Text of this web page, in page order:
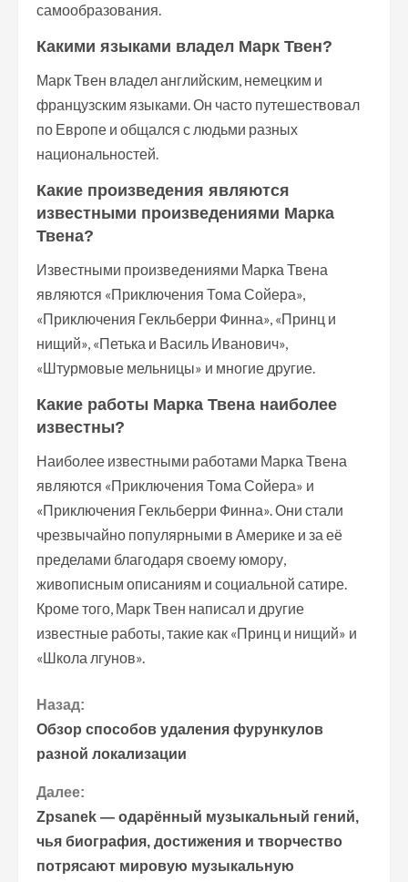
самообразования.
Какими языками владел Марк Твен?
Марк Твен владел английским, немецким и
французским языками. Он часто путешествовал
по Европе и общался с людьми разных
национальностей.
Какие произведения являются
известными произведениями Марка
Твена?
Известными произведениями Марка Твена
являются «Приключения Тома Сойера»,
«Приключения Гекльберри Финна», «Принц и
нищий», «Петька и Василь Иванович»,
«Штурмовые мельницы» и многие другие.
Какие работы Марка Твена наиболее
известны?
Наиболее известными работами Марка Твена
являются «Приключения Тома Сойера» и
«Приключения Гекльберри Финна». Они стали
чрезвычайно популярными в Америке и за её
пределами благодаря своему юмору,
живописным описаниям и социальной сатире.
Кроме того, Марк Твен написал и другие
известные работы, такие как «Принц и нищий» и
«Школа лгунов».
П
р
о
д
о
Назад:
Обзор способов удаления фурункулов
разной локализации
Далее:
Zpsanek — одарённый музыкальный гений,
чья биография, достижения и творчество
потрясают мировую музыкальную